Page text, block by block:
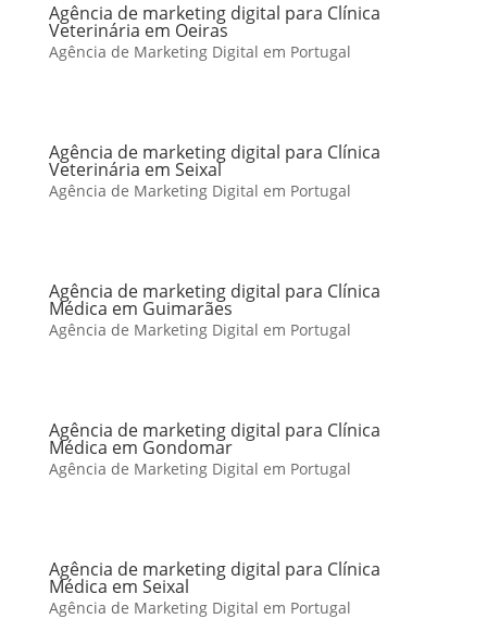
Agência de marketing digital para Clínica
Veterinária em Oeiras
Agência de Marketing Digital em Portugal
Agência de marketing digital para Clínica
Veterinária em Seixal
Agência de Marketing Digital em Portugal
Agência de marketing digital para Clínica
Médica em Guimarães
Agência de Marketing Digital em Portugal
Agência de marketing digital para Clínica
Médica em Gondomar
Agência de Marketing Digital em Portugal
Agência de marketing digital para Clínica
Médica em Seixal
Agência de Marketing Digital em Portugal